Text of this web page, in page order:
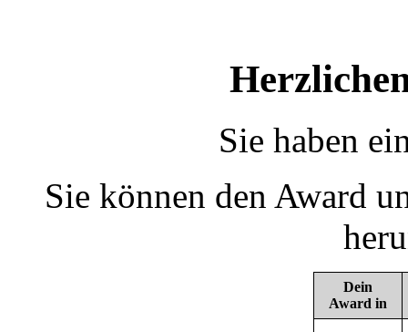
Sie haben
Sie können den Award
Dein
Award in